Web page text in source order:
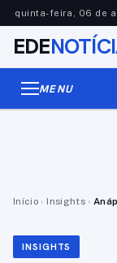
quinta-feira, 06 de
EDE
MENU
Início › Insights ›
INSIGHTS